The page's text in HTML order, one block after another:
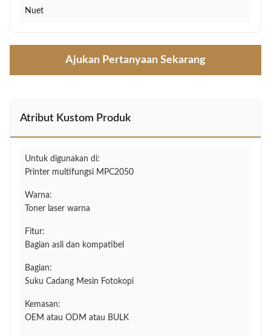
Nuet
Ajukan Pertanyaan Sekarang
Atribut Kustom Produk
Untuk digunakan di:
Printer multifungsi MPC2050
Warna:
Toner laser warna
Fitur:
Bagian asli dan kompatibel
Bagian:
Suku Cadang Mesin Fotokopi
Kemasan:
OEM atau ODM atau BULK